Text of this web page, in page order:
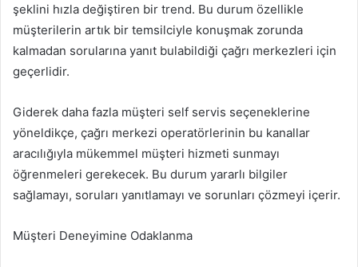
şeklini hızla değiştiren bir trend. Bu durum özellikle
müşterilerin artık bir temsilciyle konuşmak zorunda
kalmadan sorularına yanıt bulabildiği çağrı merkezleri için
geçerlidir.
Giderek daha fazla müşteri self servis seçeneklerine
yöneldikçe, çağrı merkezi operatörlerinin bu kanallar
aracılığıyla mükemmel müşteri hizmeti sunmayı
öğrenmeleri gerekecek. Bu durum yararlı bilgiler
sağlamayı, soruları yanıtlamayı ve sorunları çözmeyi içerir.
Müşteri Deneyimine Odaklanma